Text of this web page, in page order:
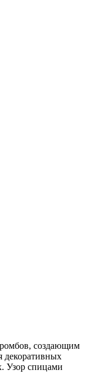
создающим
декоративных
Узор спицами